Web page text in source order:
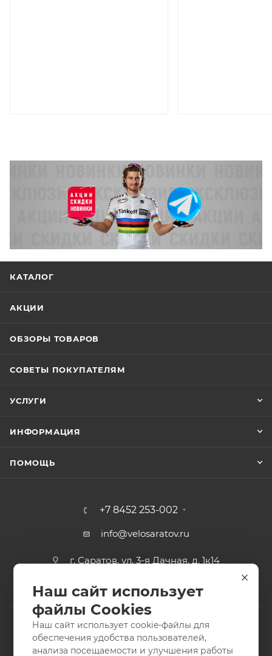
КАТАЛОГ
АКЦИИ
ОБЗОРЫ ТОВАРОВ
СОВЕТЫ ПОКУПАТЕЛЯМ
УСЛУГИ
ИНФОРМАЦИЯ
ПОМОЩЬ
+7 8452 253-002
info@velosaratov.ru
г. Саратов, ул. 3-я Дачная, д. 1к14
2011-2026 © интернет-магазин спортивных товаров
Наш сайт использует
файлы Cookies
Наш сайт использует cookie-файлы для
обеспечения удобства пользователей,
анализа посещаемости и улучшения работы